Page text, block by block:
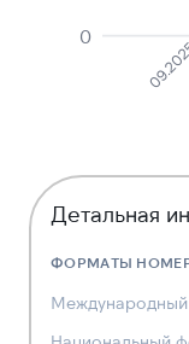
0
Детальная
ФОРМАТЫ